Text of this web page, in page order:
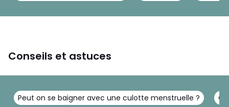
Conseils et astuces
Peut on se baigner avec une culotte menstruelle ?